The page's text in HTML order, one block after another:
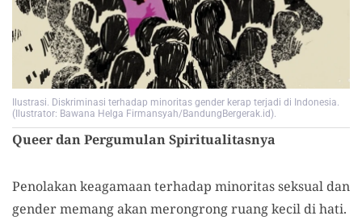
Ilustrasi. Diskriminasi terhadap minoritas gender kerap terjadi di Indonesia.
(Ilustrator: Bawana Helga Firmansyah/BandungBergerak.id).
Queer dan Pergumulan Spiritualitasnya
Penolakan keagamaan terhadap minoritas seksual dan
gender memang akan merongrong ruang kecil di hati.